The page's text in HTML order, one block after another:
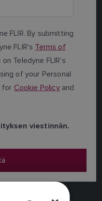
FLIR. By submitting
FLIR’s Terms of
Teledyne FLIR’s
of your Personal
for Cookie Policyand
-yrityksen viestinnän.